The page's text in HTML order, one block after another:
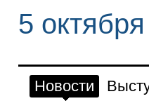
5
Новости